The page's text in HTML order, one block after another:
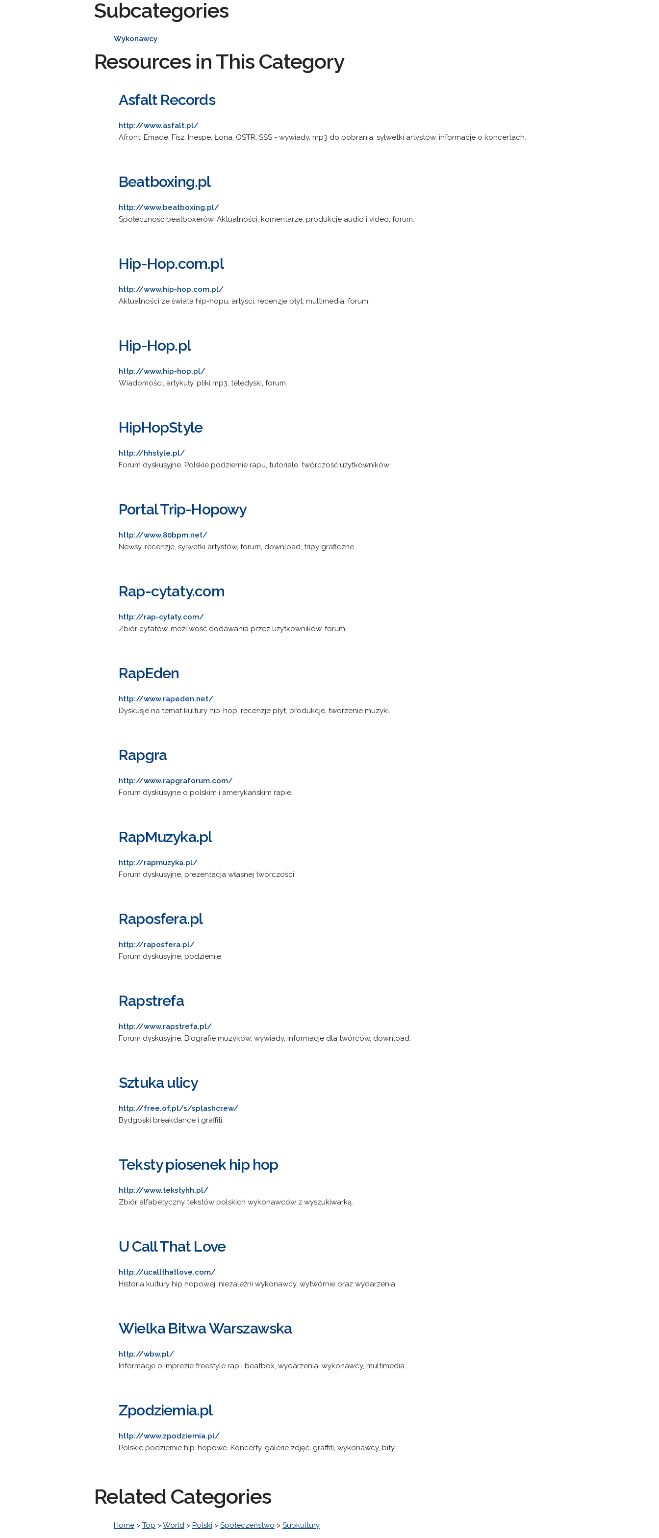
Subcategories
Wykonawcy
Resources in This Category
Asfalt Records
http://www.asfalt.pl/
Afront, Emade, Fisz, Inespe, Łona, OSTR, SSS - wywiady, mp3 do pobrania, sylwetki artystów, informacje o koncertach.
Beatboxing.pl
http://www.beatboxing.pl/
Społeczność beatboxerów. Aktualności, komentarze, produkcje audio i video, forum.
Hip-Hop.com.pl
http://www.hip-hop.com.pl/
Aktualności ze świata hip-hopu, artyści, recenzje płyt, multimedia, forum.
Hip-Hop.pl
http://www.hip-hop.pl/
Wiadomości, artykuły, pliki mp3, teledyski, forum.
HipHopStyle
http://hhstyle.pl/
Forum dyskusyjne. Polskie podziemie rapu, tutoriale, twórczość użytkowników.
Portal Trip-Hopowy
http://www.80bpm.net/
Newsy, recenzje, sylwetki artystów, forum, download, tripy graficzne.
Rap-cytaty.com
http://rap-cytaty.com/
Zbiór cytatów, możliwość dodawania przez użytkowników, forum.
RapEden
http://www.rapeden.net/
Dyskusje na temat kultury hip-hop, recenzje płyt, produkcje, tworzenie muzyki.
Rapgra
http://www.rapgraforum.com/
Forum dyskusyjne o polskim i amerykańskim rapie.
RapMuzyka.pl
http://rapmuzyka.pl/
Forum dyskusyjne, prezentacja własnej twórczości.
Raposfera.pl
http://raposfera.pl/
Forum dyskusyjne, podziemie.
Rapstrefa
http://www.rapstrefa.pl/
Forum dyskusyjne. Biografie muzyków, wywiady, informacje dla twórców, download.
Sztuka ulicy
http://free.of.pl/s/splashcrew/
Bydgoski breakdance i graffiti.
Teksty piosenek hip hop
http://www.tekstyhh.pl/
Zbiór alfabetyczny tekstów polskich wykonawców z wyszukiwarką.
U Call That Love
http://ucallthatlove.com/
Historia kultury hip hopowej, niezależni wykonawcy, wytwórnie oraz wydarzenia.
Wielka Bitwa Warszawska
http://wbw.pl/
Informacje o imprezie freestyle rap i beatbox, wydarzenia, wykonawcy, multimedia.
Zpodziemia.pl
http://www.zpodziemia.pl/
Polskie podziemie hip-hopowe. Koncerty, galerie zdjęć, graffiti, wykonawcy, bity.
Related Categories
Home > Top >World > Polski > Społeczeństwo > Subkultury